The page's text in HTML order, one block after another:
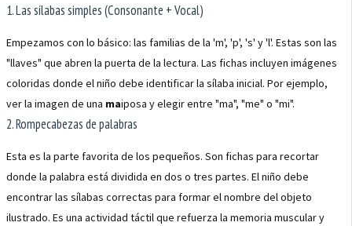
1. Las sílabas simples (Consonante + Vocal)
Empezamos con lo básico: las familias de la 'm', 'p', 's' y 'l'. Estas son las
"llaves" que abren la puerta de la lectura. Las fichas incluyen imágenes
coloridas donde el niño debe identificar la sílaba inicial. Por ejemplo,
ver la imagen de una maiposa y elegir entre "ma", "me" o "mi".
2. Rompecabezas de palabras
Esta es la parte favorita de los pequeños. Son fichas para recortar
donde la palabra está dividida en dos o tres partes. El niño debe
encontrar las sílabas correctas para formar el nombre del objeto
ilustrado. Es una actividad táctil que refuerza la memoria muscular y